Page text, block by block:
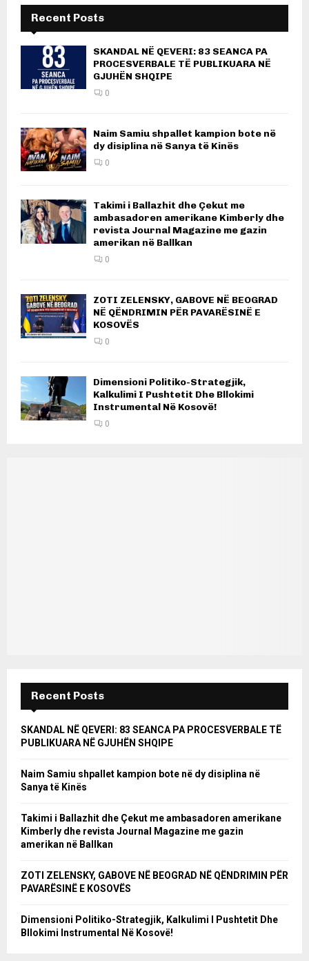
Recent Posts
SKANDAL NË QEVERI: 83 SEANCA PA
PROCESVERBALE TË PUBLIKUARA NË
GJUHËN SHQIPE
0
Naim Samiu shpallet kampion bote në
dy disiplina në Sanya të Kinës
0
Takimi i Ballazhit dhe Çekut me
ambasadoren amerikane Kimberly dhe
revista Journal Magazine me gazin
amerikan në Ballkan
0
ZOTI ZELENSKY, GABOVE NË BEOGRAD
NË QËNDRIMIN PËR PAVARËSINË E
KOSOVËS
0
Dimensioni Politiko-Strategjik,
Kalkulimi I Pushtetit Dhe Bllokimi
Instrumental Në Kosovë!
0
Recent Posts
SKANDAL NË QEVERI: 83 SEANCA PA PROCESVERBALE TË
PUBLIKUARA NË GJUHËN SHQIPE
Naim Samiu shpallet kampion bote në dy disiplina në
Sanya të Kinës
Takimi i Ballazhit dhe Çekut me ambasadoren amerikane
Kimberly dhe revista Journal Magazine me gazin
amerikan në Ballkan
ZOTI ZELENSKY, GABOVE NË BEOGRAD NË QËNDRIMIN PËR
PAVARËSINË E KOSOVËS
Dimensioni Politiko-Strategjik, Kalkulimi I Pushtetit Dhe
Bllokimi Instrumental Në Kosovë!